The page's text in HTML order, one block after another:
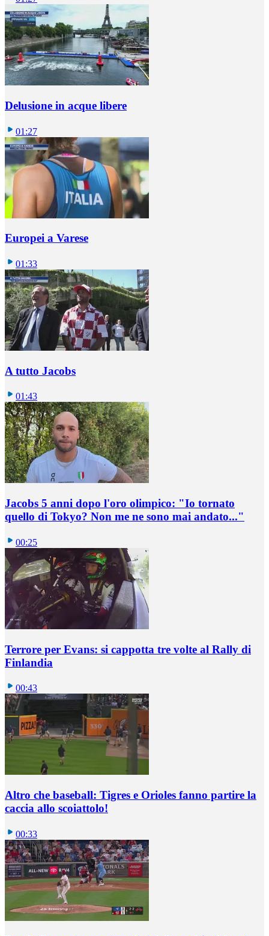
Delusione in acque libere
01:27
Europei a Varese
01:33
A tutto Jacobs
01:43
Jacobs 5 anni dopo l'oro olimpico: "Io tornato
quello di Tokyo? Non me ne sono mai andato..."
00:25
Terrore per Evans: si cappotta tre volte al Rally di
Finlandia
00:43
Altro che baseball: Tigres e Orioles fanno partire la
caccia allo scoiattolo!
00:33